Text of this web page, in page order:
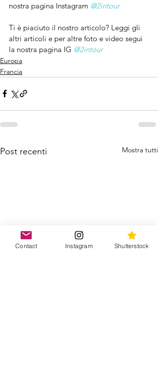
nostra pagina Instagram @2intour
Ti è piaciuto il nostro articolo? Leggi gli
altri articoli e per altre foto e video segui
la nostra pagina IG @2intour
Europa
Francia
Post recenti Mostra tutti
Contact Instagram Shutterstock